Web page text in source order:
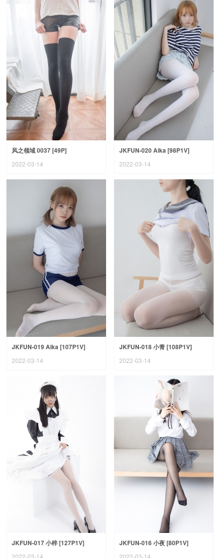
风之领域 0037 [49P]
2022-03-14
JKFUN-020 Aika [98P1V]
2022-03-14
JKFUN-019 Aika [107P1V]
2022-03-14
JKFUN-018 小青 [108P1V]
2022-03-14
JKFUN-017 小梓 [127P1V]
2022-03-14
JKFUN-016 小夜 [80P1V]
2022-03-14